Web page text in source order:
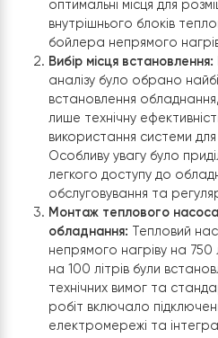
Детальний аналіз
встановлення фахівці
планування будинку,
системи опалення. Це
оптимальні місця для
внутрішнього блоків
бойлера непрямого
Вибір місця
аналізу було обрано
встановлення
лише технічну
використання системи